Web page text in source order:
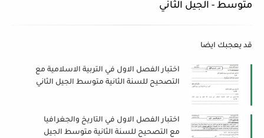
متوسط - الجيل الثاني
قد يعجبك ايضا
اختبار الفصل الاول في التربية الاسلامية مع
التصحيح للسنة الثانية متوسط الجيل الثاني
اختبار الفصل الاول في التاريخ والجغرافيا
مع التصحيح للسنة الثانية متوسط الجيل